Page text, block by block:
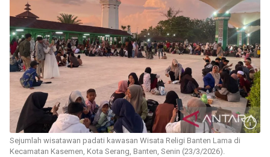
Sejumlah wisatawan padati kawasan Wisata Religi Banten Lama di
Kecamatan Kasemen, Kota Serang, Banten, Senin (23/3/2026).